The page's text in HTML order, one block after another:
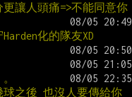
讓人頭痛=>不能同意你
化的隊友XD
之後 也沒人要傳給你